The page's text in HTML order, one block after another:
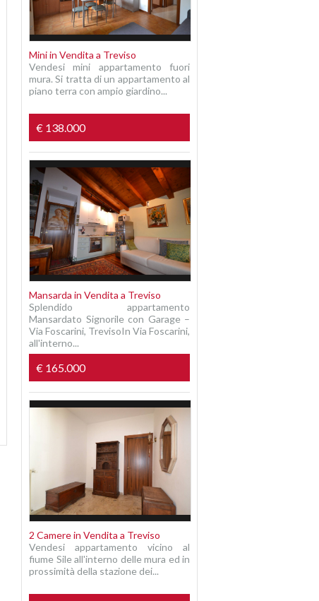
Mini in Vendita a Treviso
Vendesi mini appartamento fuori
mura. Si tratta di un appartamento al
piano terra con ampio giardino...
€ 138.000
Mansarda in Vendita a Treviso
Splendido appartamento
Mansardato Signorile con Garage –
Via Foscarini, TrevisoIn Via Foscarini,
all'interno...
€ 165.000
2 Camere in Vendita a Treviso
Vendesi appartamento vicino al
fiume Sile all'interno delle mura ed in
prossimità della stazione dei...